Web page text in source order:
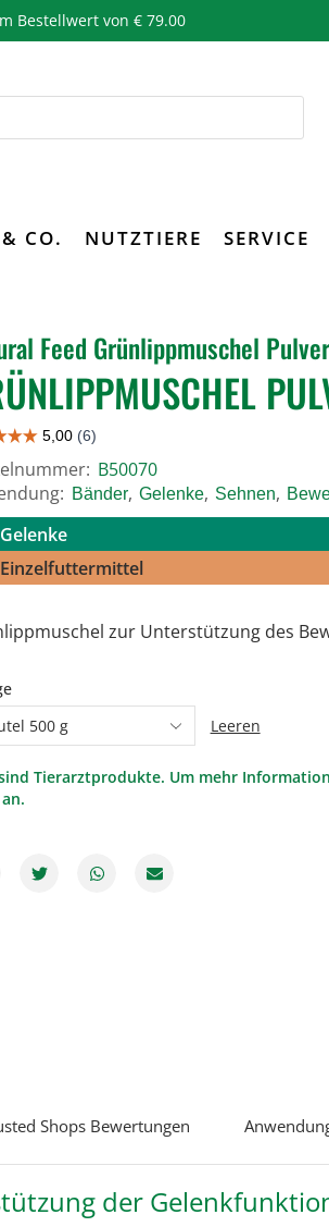
Bestellwert von € 79.00
CO. NUTZTIERE SERVICE
Feed Grünlippmuschel Pulver
B50070
Bänder, Gelenke, Sehnen,
Gelenke
Einzelfuttermittel
zur Unterstützung des
Leeren
Tierarztprodukte. Um mehr
Shops Bewertungen
der